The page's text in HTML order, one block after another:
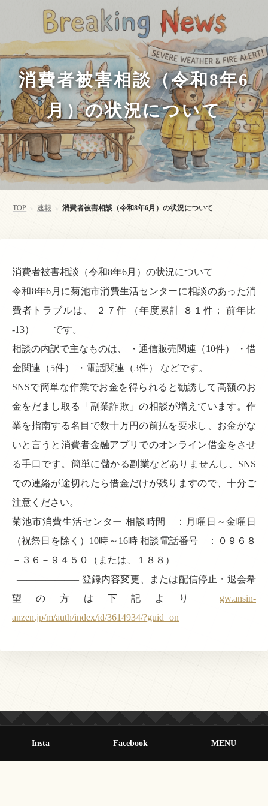
消費者被害相談（令和8年6
月）の状況について
TOP > 速報 > 消費者被害相談（令和8年6月）の状況について
消費者被害相談（令和8年6月）の状況について
令和8年6月に菊池市消費生活センターに相談のあった消
費者トラブルは、 ２７件 （年度累計 ８１件； 前年比
-13） です。
相談の内訳で主なものは、 ・通信販売関連（10件） ・借
金関連（5件） ・電話関連（3件） などです。
SNSで簡単な作業でお金を得られると勧誘して高額のお
金をだまし取る「副業詐欺」の相談が増えています。作
業を指南する名目で数十万円の前払を要求し、お金がな
いと言うと消費者金融アプリでのオンライン借金をさせ
る手口です。簡単に儲かる副業などありませんし、SNS
での連絡が途切れたら借金だけが残りますので、十分ご
注意ください。
菊池市消費生活センター 相談時間 ：月曜日～金曜日
（祝祭日を除く）10時～16時 相談電話番号 ：０９６８
－３６－９４５０（または、１８８）
——————– 登録内容変更、または配信停止・退会希
望の方は下記より gw.ansin-
anzen.jp/m/auth/index/id/3614934/?guid=on
Insta Facebook MENU